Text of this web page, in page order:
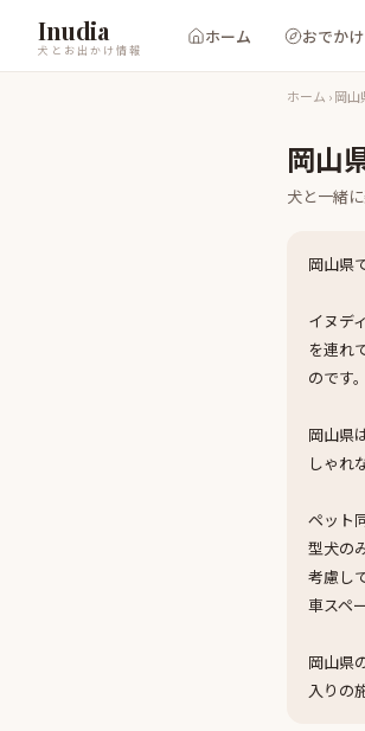
Inudia
犬とお出かけ情報
ホーム おでかけ
ホーム ›岡山
岡山
犬と一緒
岡山県
イヌデ
を連れ
のです。
岡山県
しゃれ
ペット
型犬の
考慮し
車スペ
岡山県
入りの